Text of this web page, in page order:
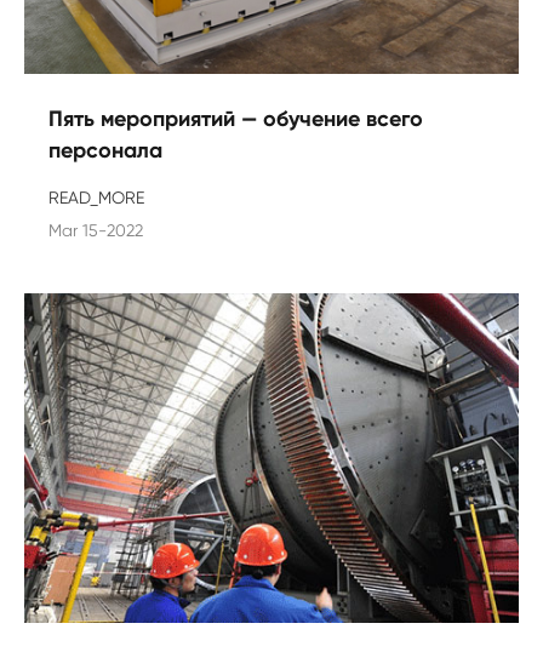
Пять мероприятий — обучение всего
персонала
READ_MORE
Mar 15-2022